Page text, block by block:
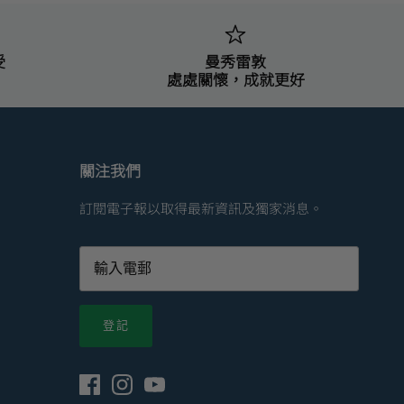
曼秀雷敦
處處關懷，成就更好
關注我們
訂閱電子報以取得最新資訊及獨家消息。
登記